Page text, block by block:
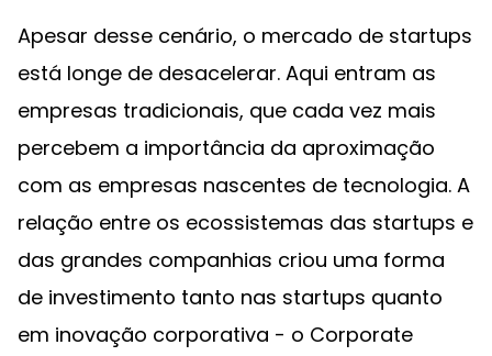
Apesar desse cenário, o mercado de startups
está longe de desacelerar. Aqui entram as
empresas tradicionais, que cada vez mais
percebem a importância da aproximação
com as empresas nascentes de tecnologia. A
relação entre os ecossistemas das startups e
das grandes companhias criou uma forma
de investimento tanto nas startups quanto
em inovação corporativa - o Corporate